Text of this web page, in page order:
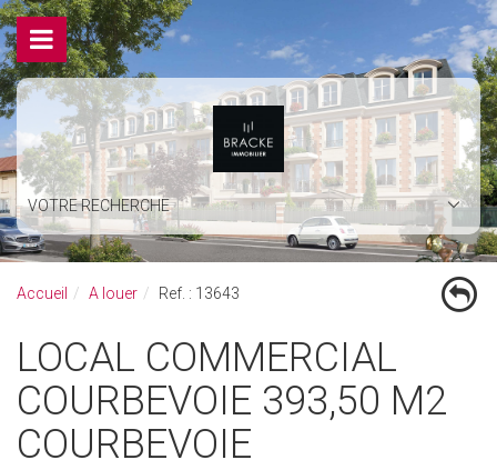
VOTRE RECHERCHE
Accueil A louer Ref. : 13643
LOCAL COMMERCIAL
COURBEVOIE 393,50 M2
COURBEVOIE